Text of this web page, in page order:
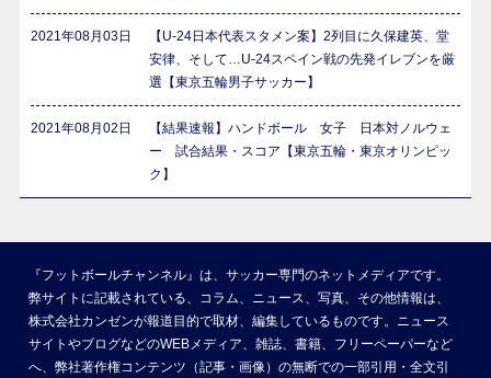
2021年08月03日
【U-24日本代表スタメン案】2列目に久保建英、堂
安律、そして…U-24スペイン戦の先発イレブンを厳
選【東京五輪男子サッカー】
2021年08月02日
【結果速報】ハンドボール 女子 日本対ノルウェ
ー 試合結果・スコア【東京五輪・東京オリンピッ
ク】
『フットボールチャンネル』は、サッカー専門のネットメディアです。
弊サイトに記載されている、コラム、ニュース、写真、その他情報は、
株式会社カンゼンが報道目的で取材、編集しているものです。ニュース
サイトやブログなどのWEBメディア、雑誌、書籍、フリーペーパーなど
へ、弊社著作権コンテンツ（記事・画像）の無断での一部引用・全文引